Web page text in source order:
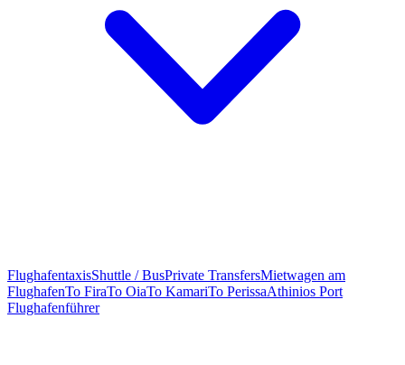
FlughafentaxisShuttle / BusPrivate TransfersMietwagen am
FlughafenTo FiraTo OiaTo KamariTo PerissaAthinios Port
Flughafenführer